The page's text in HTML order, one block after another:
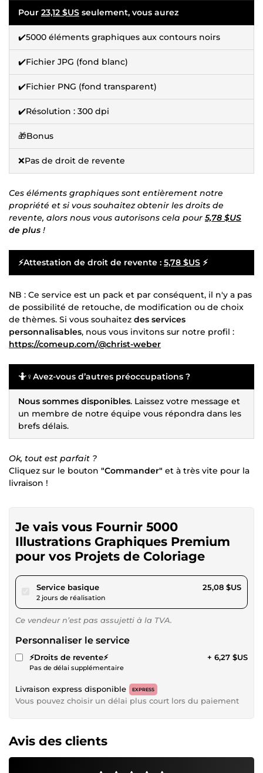
Pour 23,12 $US seulement, vous aurez
✔️5000 éléments graphiques aux contours noirs
✔️Fichier JPG (fond blanc)
✔️Fichier PNG (fond transparent)
✔️Résolution : 300 dpi
🎁Bonus
❌Pas de droit de revente
Ces éléments graphiques sont entièrement notre
propriété et si vous souhaitez obtenir les droits de
revente, alors nous vous autorisons cela pour 5,78 $US
de plus !
⚡Attestation de droit de revente : 5,78 $US ⚡
NB : Ce service est un pack et par conséquent, il n'y a pas
de possibilité de retouche, de modification ou de choix
de thèmes. Si vous souhaitez des services
personnalisables, nous vous invitons sur notre profil :
https://comeup.com/@christ-weber
🤷♀️Avez-vous d’autres préoccupations ?
Nous sommes disponibles. Laissez votre message et
un membre de notre équipe vous répondra dans les
brefs délais.
Ok, tout est parfait ?
Cliquez sur le bouton "Commander" et à très vite pour la
livraison !
Je vais vous Fournir 5000
Illustrations Graphiques Premium
pour vos Projets de Coloriage
Service basiquepour 23,12 $US
2 jours de réalisation
25,08 $US
Ce vendeur n’est pas assujetti à la TVA.
Personnaliser le service
⚡Droits de revente⚡
Pas de délai supplémentaire
+ 6,27 $US
Livraison express disponible EXPRESS
Vous pouvez choisir un délai plus court lors du paiement
Avis des clients